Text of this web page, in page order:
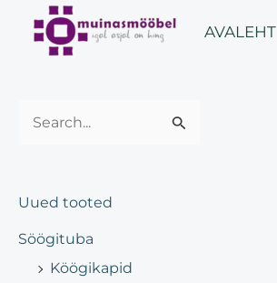
content
AVALEHT
c
Uued tooted
Söögituba
Köögikapid